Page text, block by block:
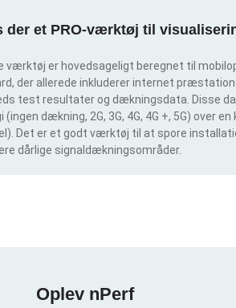
der et PRO-værktøj til
værktøj er hovedsageligt beregnet til
der allerede inkluderer internet
test resultater og dækningsdata. Disse
(ingen dækning, 2G, 3G, 4G, 4G +, 5G) over
Det er et godt værktøj til at spore
dårlige signaldækningsområder.
Oplev nPerf